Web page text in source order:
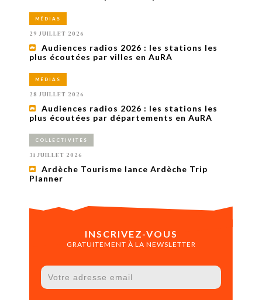
MÉDIAS
29 JUILLET 2026
Audiences radios 2026 : les stations les
plus écoutées par villes en AuRA
MÉDIAS
28 JUILLET 2026
Audiences radios 2026 : les stations les
plus écoutées par départements en AuRA
COLLECTIVITÉS
31 JUILLET 2026
Ardèche Tourisme lance Ardèche Trip
Planner
INSCRIVEZ-VOUS
GRATUITEMENT À LA NEWSLETTER